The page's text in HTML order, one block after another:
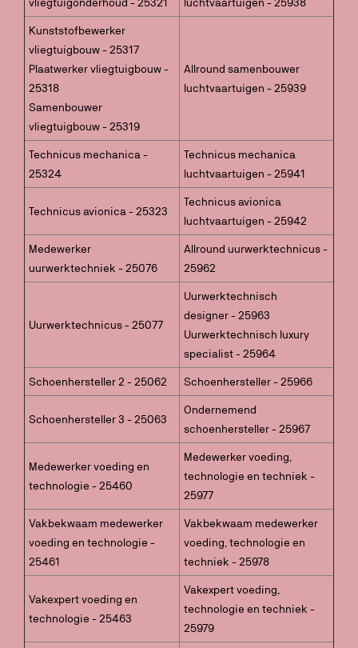
Kunststofbewerker
vliegtuigbouw - 25317
Plaatwerker vliegtuigbouw -
25318
Samenbouwer
vliegtuigbouw - 25319
Allround samenbouwer
luchtvaartuigen - 25939
Technicus mechanica -
25324
Technicus mechanica
luchtvaartuigen - 25941
Technicus avionica - 25323
Technicus avionica
luchtvaartuigen - 25942
Medewerker
uurwerktechniek - 25076
Allround uurwerktechnicus -
25962
Uurwerktechnicus - 25077
Uurwerktechnisch
designer - 25963
Uurwerktechnisch luxury
specialist - 25964
Schoenhersteller 2 - 25062 Schoenhersteller - 25966
Schoenhersteller 3 - 25063
Ondernemend
schoenhersteller - 25967
Medewerker voeding en
technologie - 25460
Medewerker voeding,
technologie en techniek -
25977
Vakbekwaam medewerker
voeding en technologie -
25461
Vakbekwaam medewerker
voeding, technologie en
techniek - 25978
Vakexpert voeding en
technologie - 25463
Vakexpert voeding,
technologie en techniek -
25979